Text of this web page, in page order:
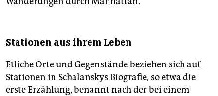
Stationen aus ihrem Leben
Etliche Orte und Gegenstände beziehen sich auf
Stationen in Schalanskys Biografie, so etwa die
erste Erzählung, benannt nach der bei einem